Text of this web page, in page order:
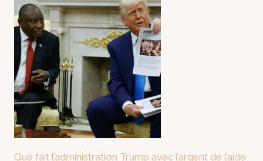
Que fait l’administration Trump avec l’argent de l’aide